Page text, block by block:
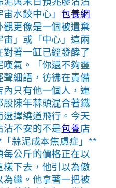
水餃中心」包養網
更像是一個被遺棄
」或「中心」這兩
著一缸已經發酵了
氣。「你還不夠靈
細語，彷彿在責備
只有他一個人，連
陳年蒜頭混合著鐵
擇繞道飛行。今天
沾不安的不是包養店
蒜泥成本焦慮症」**
公斤的價格正在以
下去，他引以為傲
繼。他拿著一把被